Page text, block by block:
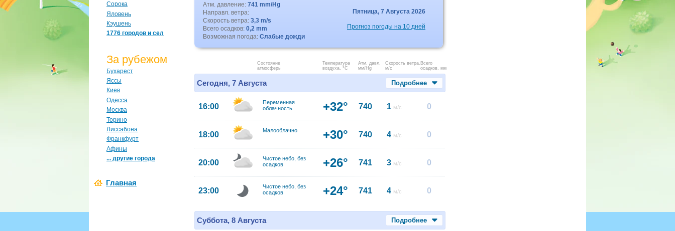
Сорока
Яловень
Кэушень
1776 городов и сел
За рубежом
Бухарест
Яссы
Киев
Одесса
Москва
Торино
Лиссабона
Франкфурт
Афины
... другие города
Главная
Атм. давление: 741 mm/Hg
Направл. ветра:
Скорость ветра: 3,3 m/s
Всего осадков: 0,2 mm
Возможная погода: Слабые дожди
Пятница, 7 Августа 2026
Прогноз погоды на 10 дней
Состояние
атмосферы
Температура
воздуха, °C
Атм. давл.
мм/Hg
Скорость ветра.
м/с
Всего
осадков, мм
Сегодня, 7 Августа Подробнее
16:00
Переменная
облачность
+32° 740 1 м/с 0
18:00 Малооблачно +30° 740 4 м/с 0
20:00
Чистое небо, без
осадков
+26° 741 3 м/с 0
23:00
Чистое небо, без
осадков
+24° 741 4 м/с 0
Суббота, 8 Августа Подробнее